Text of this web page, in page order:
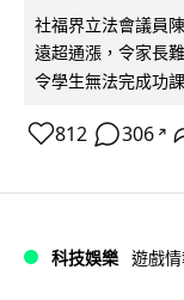
社福界立法會議員
遠超通漲，令家長
令學生無法完成功
812 306 ↗
科技娛樂 遊戲